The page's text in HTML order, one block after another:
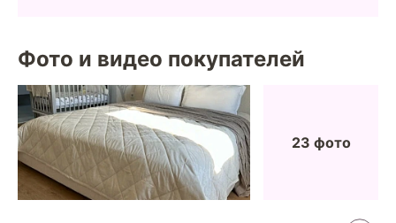
Фото и видео покупателей
23 фото